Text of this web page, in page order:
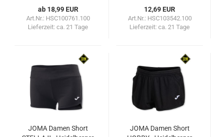
ab 18,99 EUR
Art.Nr.: HSC100761.100
Lieferzeit: ca. 21 Tage
12,69 EUR
Art.Nr.: HSC103542.100
Lieferzeit: ca. 21 Tage
JOMA Damen Short
JOMA Damen Short